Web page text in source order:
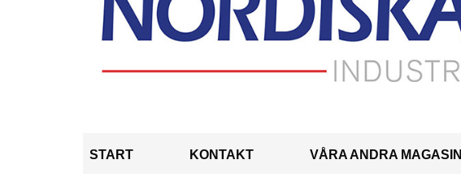
START KONTAKT VÅRA ANDRA MAGASIN